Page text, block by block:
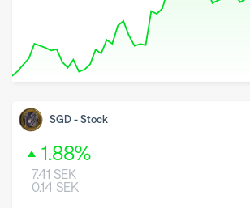
SGD - Stock
1.88%
7.41 SEK
0.14 SEK